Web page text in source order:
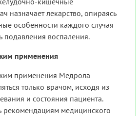
назначает лекарство, опираясь
особенности каждого случая
подавления воспаления.
применения
применения Медрола
только врачом, исходя из
и состояния пациента.
рекомендациям медицинского